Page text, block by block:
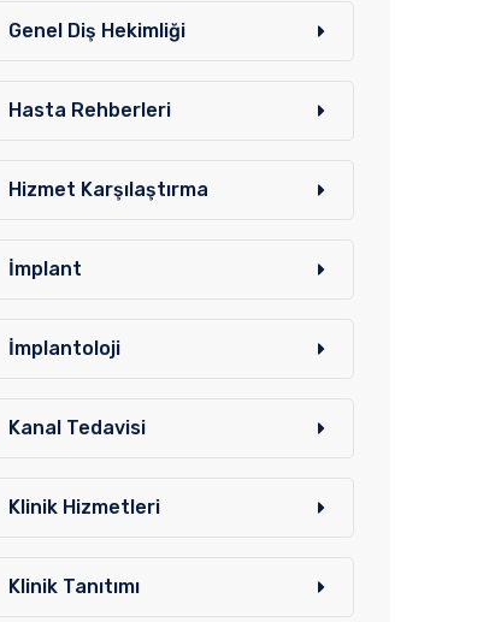
Genel Diş Hekimliği
Hasta Rehberleri
Hizmet Karşılaştırma
İmplant
İmplantoloji
Kanal Tedavisi
Klinik Hizmetleri
Klinik Tanıtımı